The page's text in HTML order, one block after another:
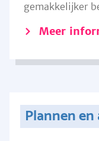
gemakkelijker
Meer
Plannen